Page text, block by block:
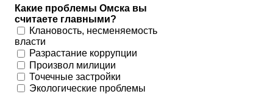
Какие проблемы Омска вы
считаете главными?
Клановость, несменяемость
власти
Разрастание коррупции
Произвол милиции
Точечные застройки
Экологические проблемы